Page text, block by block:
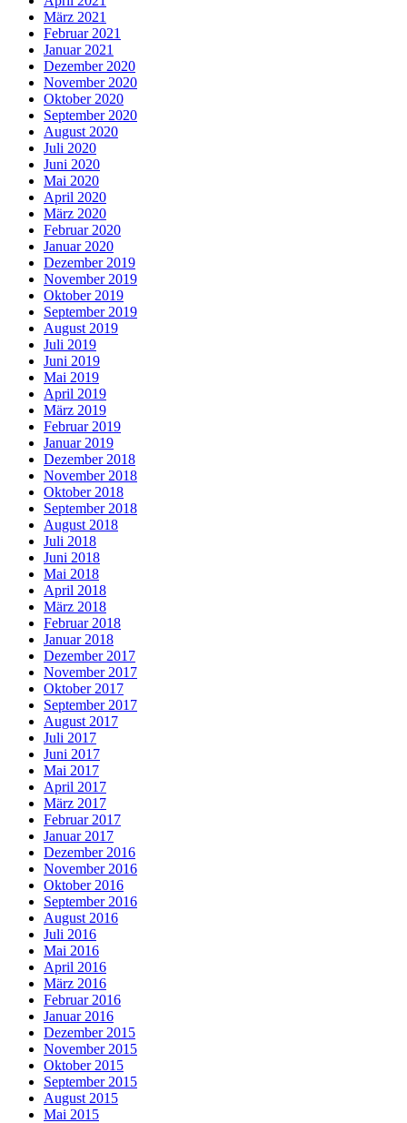
März 2021
Februar 2021
Januar 2021
Dezember 2020
November 2020
Oktober 2020
September 2020
August 2020
Juli 2020
Juni 2020
Mai 2020
April 2020
März 2020
Februar 2020
Januar 2020
Dezember 2019
November 2019
Oktober 2019
September 2019
August 2019
Juli 2019
Juni 2019
Mai 2019
April 2019
März 2019
Februar 2019
Januar 2019
Dezember 2018
November 2018
Oktober 2018
September 2018
August 2018
Juli 2018
Juni 2018
Mai 2018
April 2018
März 2018
Februar 2018
Januar 2018
Dezember 2017
November 2017
Oktober 2017
September 2017
August 2017
Juli 2017
Juni 2017
Mai 2017
April 2017
März 2017
Februar 2017
Januar 2017
Dezember 2016
November 2016
Oktober 2016
September 2016
August 2016
Juli 2016
Mai 2016
April 2016
März 2016
Februar 2016
Januar 2016
Dezember 2015
November 2015
Oktober 2015
September 2015
August 2015
Mai 2015